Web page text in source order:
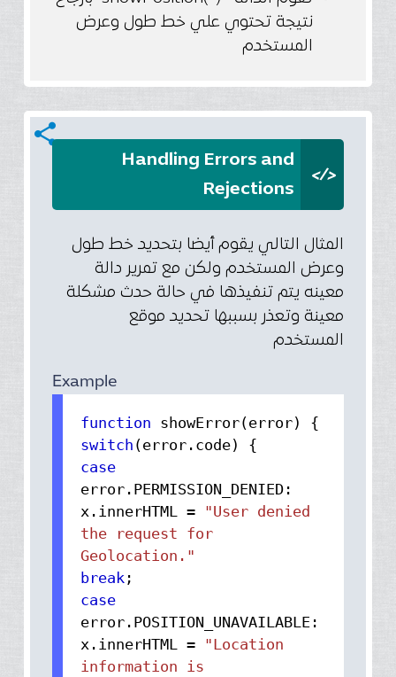
نتيجة تحتوي علي خط طول وعرض
المستخدم
share
</>
Handling Errors and
Rejections
المثال التالي يقوم أيضا بتحديد خط طول
وعرض المستخدم ولكن مع تمرير دالة
معينه يتم تنفيذها في حالة حدث مشكلة
معينة وتعذر بسببها تحديد موقع
المستخدم
Example
function showError(error) {
switch (error. code) {
case
error. PERMISSION_DENIED :
x. innerHTML = "User denied
the request for
Geolocation."
break ;
case
error. POSITION_UNAVAILABLE :
x. innerHTML = "Location
information is